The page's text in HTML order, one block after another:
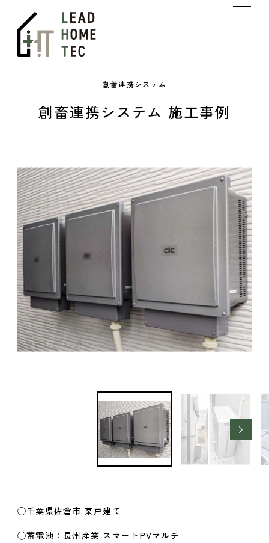
創蓄連携システム
創畜連携システム 施工事例
◯千葉県佐倉市 某戸建て
◯蓄電池：長州産業 スマートPVマルチ